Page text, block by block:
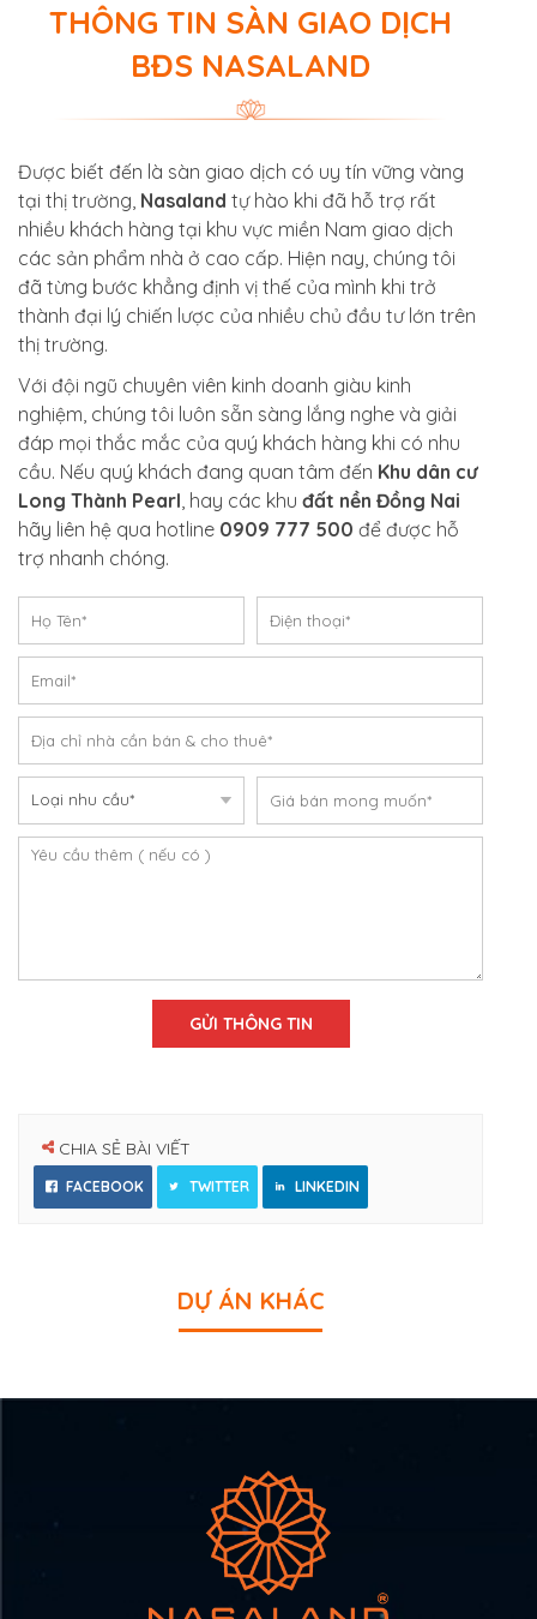
THÔNG TIN SÀN GIAO DỊCH
BĐS NASALAND
Được biết đến là sàn giao dịch có uy tín vững vàng
tại thị trường, Nasaland tự hào khi đã hỗ trợ rất
nhiều khách hàng tại khu vực miền Nam giao dịch
các sản phẩm nhà ở cao cấp. Hiện nay, chúng tôi
đã từng bước khẳng định vị thế của mình khi trở
thành đại lý chiến lược của nhiều chủ đầu tư lớn trên
thị trường.
Với đội ngũ chuyên viên kinh doanh giàu kinh
nghiệm, chúng tôi luôn sẵn sàng lắng nghe và giải
đáp mọi thắc mắc của quý khách hàng khi có nhu
cầu. Nếu quý khách đang quan tâm đến Khu dân cư
Long Thành Pearl , hay các khu đất nền Đồng Nai
hãy liên hệ qua hotline 0909 777 500 để được hỗ
trợ nhanh chóng.
CHIA SẺ BÀI VIẾT
FACEBOOK TWITTER LINKEDIN
DỰ ÁN KHÁC